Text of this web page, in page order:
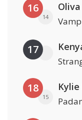
16
14
17
18
15